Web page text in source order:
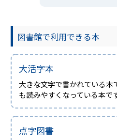
図書館で利用できる本
大活字本
大きな文字で書かれている本
も読みやすくなっている本で
点字図書